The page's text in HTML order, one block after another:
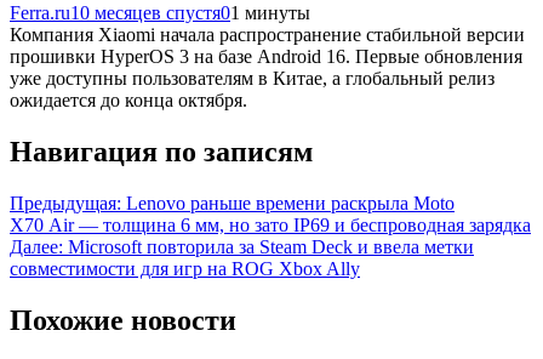
Ferra.ru10 месяцев спустя01 минуты
Компания Xiaomi начала распространение стабильной версии
прошивки HyperOS 3 на базе Android 16. Первые обновления
уже доступны пользователям в Китае, а глобальный релиз
ожидается до конца октября.
Навигация по записям
Предыдущая: Lenovo раньше времени раскрыла Moto
X70 Air — толщина 6 мм, но зато IP69 и беспроводная зарядка
Далее: Microsoft повторила за Steam Deck и ввела метки
совместимости для игр на ROG Xbox Ally
Похожие новости